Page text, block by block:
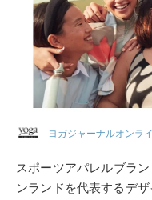
ヨガジャーナルオンラ
スポーツアパレルブラ
ンランドを代表するデ